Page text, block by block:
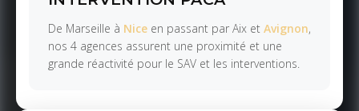
De Marseille à Nice en passant par Aix et Avignon,
nos 4 agences assurent une proximité et une
grande réactivité pour le SAV et les interventions.